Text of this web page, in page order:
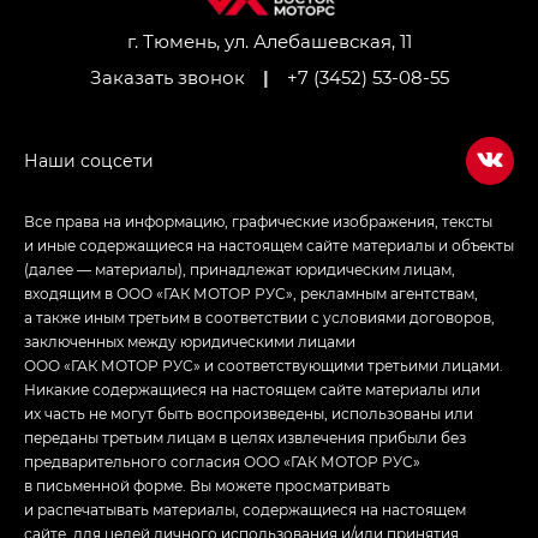
Джи Икс ПРЕМИУМ — GX PREMIUM, ЛАУНЖ —
LOUNGE
Empow — Эмпау (Empow) в комплектации
г. Тюмень, ул. Алебашевская, 11
Заказать звонок
| +7 (3452) 53-08-55
Все права на информацию, графические изображения, тексты
и иные содержащиеся на настоящем сайте материалы и объекты
(далее — материалы), принадлежат юридическим лицам,
входящим в ООО «ГАК МОТОР РУС», рекламным агентствам,
а также иным третьим в соответствии с условиями договоров,
заключенных между юридическими лицами
ООО «ГАК МОТОР РУС» и соответствующими третьими лицами.
Никакие содержащиеся на настоящем сайте материалы или
их часть не могут быть воспроизведены, использованы или
переданы третьим лицам в целях извлечения прибыли без
предварительного согласия ООО «ГАК МОТОР РУС»
в письменной форме. Вы можете просматривать
и распечатывать материалы, содержащиеся на настоящем
сайте, для целей личного использования и/или принятия